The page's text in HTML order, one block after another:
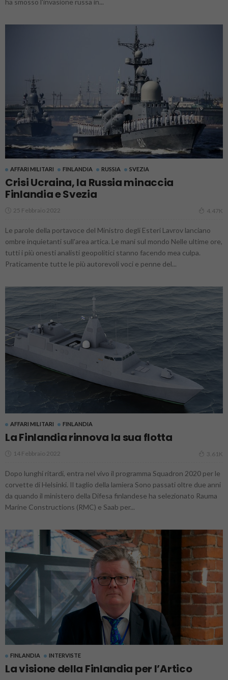
AFFARI MILITARI FINLANDIA RUSSIA SVEZIA
Crisi Ucraina, la Russia minaccia
Finlandia e Svezia
25 Febbraio 2022 4.47K
Le parole della portavoce del Ministro degli Esteri Lavrov lanciano
ombre inquietanti sull'area artica. Le mani sul mondo Nelle ultime ore,
tutti i più onesti analisti geopolitici stanno facendo mea culpa.
Praticamente tutte le più autorevoli voci e penne del...
AFFARI MILITARI FINLANDIA
La Finlandia rinnova la sua flotta
14 Febbraio 2022 3.61K
Dopo lunghi ritardi, entra nel vivo il programma Squadron 2020 per le
corvette di Helsinki. Il taglio della lamiera Sono passati oltre due anni
da quando il ministero della Difesa finlandese ha selezionato Rauma
Marine Constructions (RMC) e Saab per...
FINLANDIA INTERVISTE
La visione della Finlandia per l’Artico